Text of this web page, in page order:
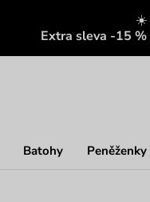
☀️
Extra sleva -15 %
Batohy Peněženky